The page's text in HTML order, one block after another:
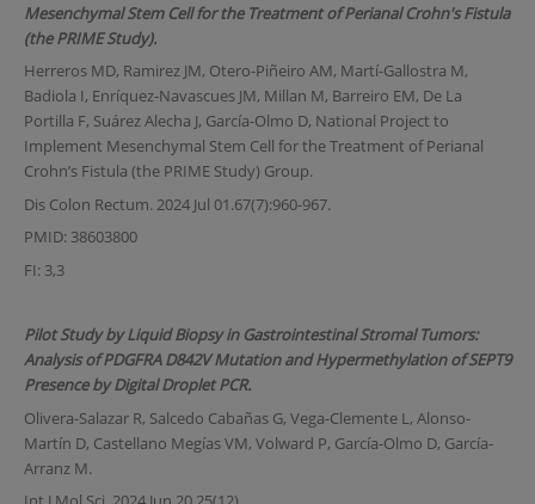
Mesenchymal Stem Cell for the Treatment of Perianal Crohn's Fistula
(the PRIME Study).
Herreros MD, Ramirez JM, Otero-Piñeiro AM, Martí-Gallostra M,
Badiola I, Enríquez-Navascues JM, Millan M, Barreiro EM, De La
Portilla F, Suárez Alecha J, García-Olmo D, National Project to
Implement Mesenchymal Stem Cell for the Treatment of Perianal
Crohn’s Fistula (the PRIME Study) Group.
Dis Colon Rectum. 2024 Jul 01.67(7):960-967.
PMID: 38603800
FI: 3,3
Pilot Study by Liquid Biopsy in Gastrointestinal Stromal Tumors:
Analysis of PDGFRA D842V Mutation and Hypermethylation of SEPT9
Presence by Digital Droplet PCR.
Olivera-Salazar R, Salcedo Cabañas G, Vega-Clemente L, Alonso-
Martín D, Castellano Megías VM, Volward P, García-Olmo D, García-
Arranz M.